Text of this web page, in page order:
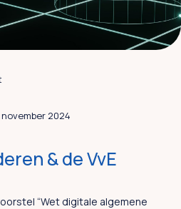
2024
& de VvE
“Wet digitale algemene